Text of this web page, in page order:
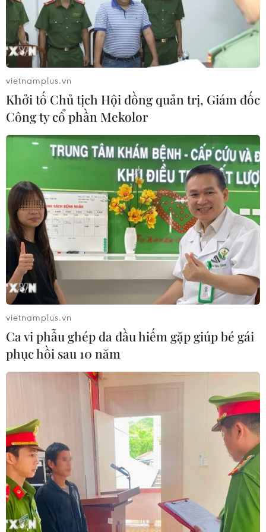
Dự báo thế giới năm 2021: Năm của các
nền kinh tế mới nổi
25/12/2020 10:06
Năm 2021 được dự báo là năm của sự phục hồi hậu
dịch COVID-19, tuy nhiên quá trình này sẽ diễn ra không
đồng đều trên toàn cầu, trong đó các nền kinh tế mới
nổi được kỳ vọng sẽ dẫn đầu xu hướng.
Năm 2020: ‘Bức tranh’ kinh tế-xã hội Việt
vietnamplus.vn
Khởi tố Chủ tịch Hội đồng quản trị, Giám đốc
Công ty cổ phần Mekolor
vietnamplus.vn
Ca vi phẫu ghép da đầu hiếm gặp giúp bé gái
phục hồi sau 10 năm